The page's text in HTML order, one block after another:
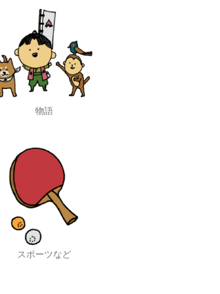
物語
スポーツなど